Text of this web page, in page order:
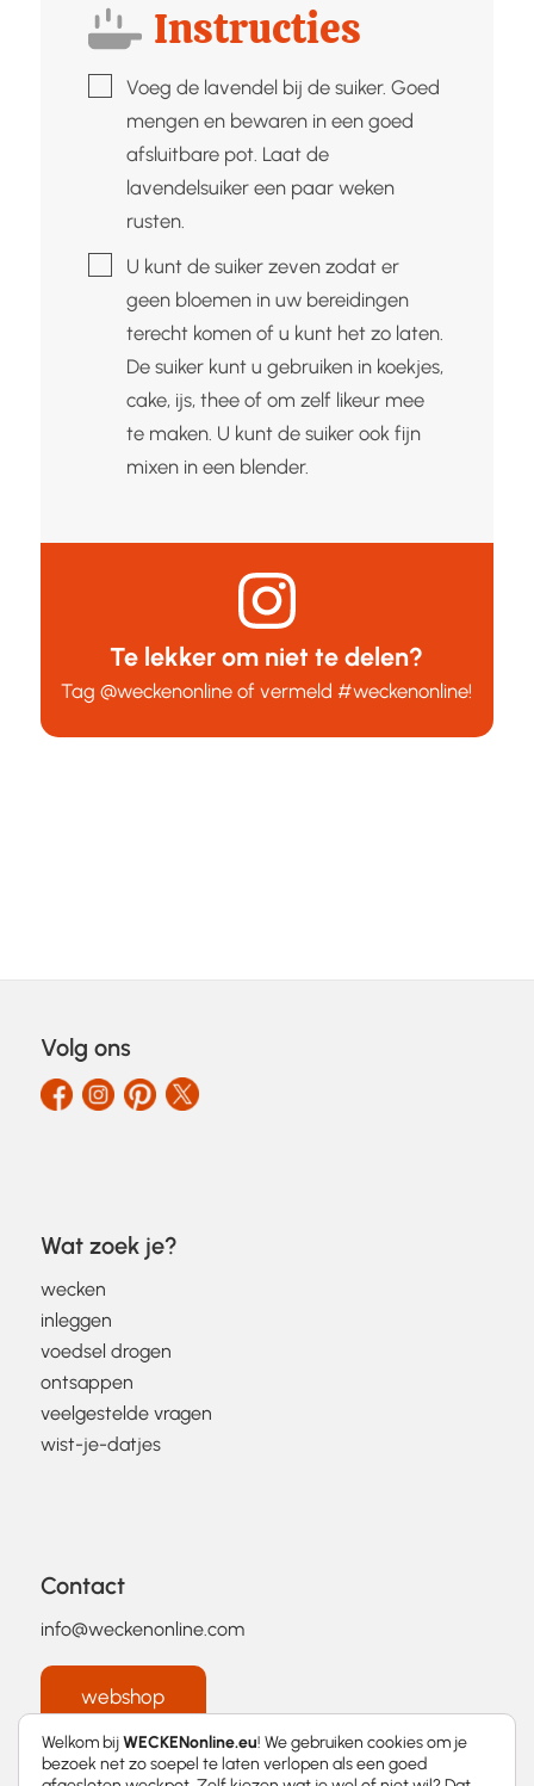
Instructies
▢Voeg de lavendel bij de suiker. Goed
mengen en bewaren in een goed
afsluitbare pot. Laat de
lavendelsuiker een paar weken
rusten.
▢U kunt de suiker zeven zodat er
geen bloemen in uw bereidingen
terecht komen of u kunt het zo laten.
De suiker kunt u gebruiken in koekjes,
cake, ijs, thee of om zelf likeur mee
te maken. U kunt de suiker ook fijn
mixen in een blender.
Te lekker om niet te delen?
Tag@weckenonline of vermeld#weckenonline!
Volg ons
Wat zoek je?
wecken
inleggen
voedsel drogen
ontsappen
veelgestelde vragen
wist-je-datjes
Contact
info@weckenonline.com
webshop
Welkom bijWECKENonline.eu! We gebruiken cookies om je
bezoek net zo soepel te laten verlopen als een goed